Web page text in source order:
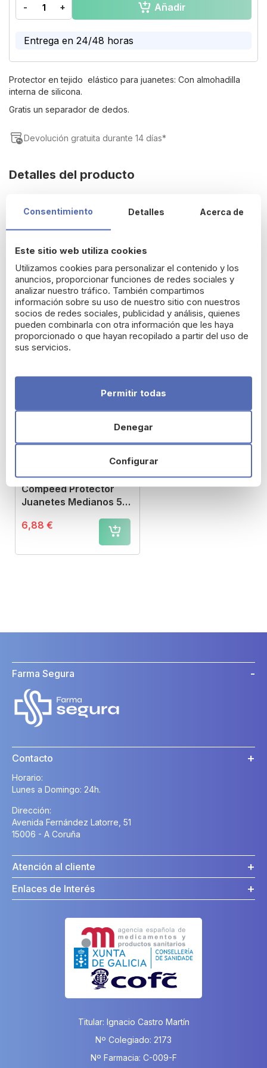
the
gallery
- + Añadir
Entrega en 24/48 horas
Protector en tejido elástico para juanetes: Con almohadilla
interna de silicona.
Gratis un separador de dedos.
Devolución gratuita durante 14 días*
Detalles del producto
Evita los dolores de juanete por presión del calzado y elimina
interior del calzado. Lavables y reutilizables.
Talla L
Productos relacionados
Compeed Protector
Juanetes Medianos 5
6,88 €
Consentimiento Detalles Acerca de
Este sitio web utiliza cookies
Utilizamos cookies para personalizar el contenido y los
anuncios, proporcionar funciones de redes sociales y
analizar nuestro tráfico. También compartimos
información sobre su uso de nuestro sitio con nuestros
socios de redes sociales, publicidad y análisis, quienes
pueden combinarla con otra información que les haya
proporcionado o que hayan recopilado a partir del uso de
sus servicios.
Configurar
Denegar
Permitir todas
Farma Segura
Contacto
Horario:
Lunes a Domingo: 24h.
Dirección:
Avenida Fernández Latorre, 51
15006 - A Coruña
Atención al cliente
Enlaces de Interés
Titular: Ignacio Castro Martín
Nº Colegiado: 2173
Nº Farmacia: C-009-F